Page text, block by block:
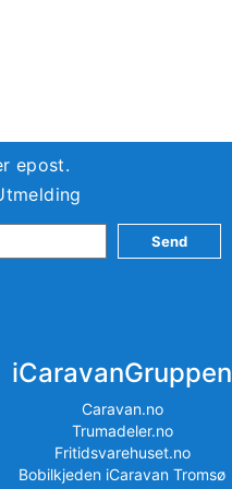
epost.
iCaravanGruppen
Caravan.no
Trumadeler.no
Fritidsvarehuset.no
Bobilkjeden iCaravan Tromsø